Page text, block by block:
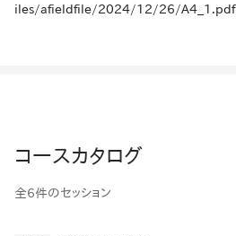
iles/afieldfile/2024/12/26/A4_1.pdf
コースカタログ
全6件のセッション